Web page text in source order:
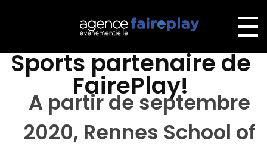
Agence Faireplay
Rennes School of
Sports partenaire de
FairePlay!
R
e
A partir de septembre
2020, Rennes School of